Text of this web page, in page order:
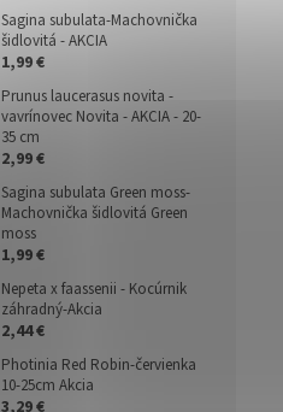
Sagina subulata-Machovnička
šidlovitá - AKCIA
1,99 €
Prunus laucerasus novita -
vavrínovec Novita - AKCIA - 20-
35 cm
2,99 €
Sagina subulata Green moss-
Machovnička šidlovitá Green
moss
1,99 €
Nepeta x faassenii - Kocúrnik
záhradný-Akcia
2,44 €
Photinia Red Robin-červienka
10-25cm Akcia
3,29 €